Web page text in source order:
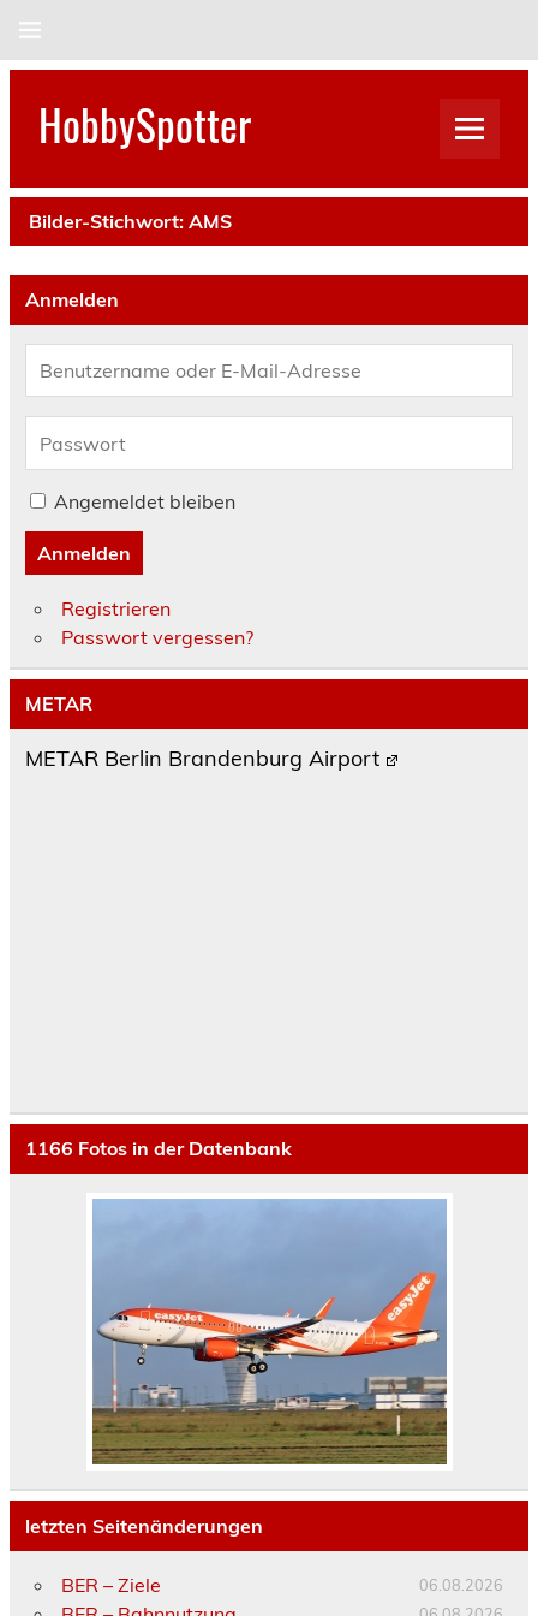
HobbySpotter
Bilder-Stichwort: AMS
Anmelden
Angemeldet bleiben
Anmelden
Registrieren
Passwort vergessen?
METAR
METAR Berlin Brandenburg Airport
1166 Fotos in der Datenbank
letzten Seitenänderungen
BER – Ziele 06.08.2026